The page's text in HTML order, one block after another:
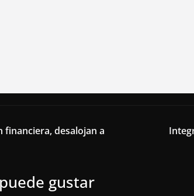
financiera, desalojan a
gustar